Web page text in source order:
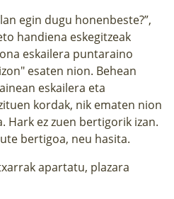
egin dugu honenbeste?”,
handiena eskegitzeak
eskailera puntaraino
esaten nion. Behean
eskailera eta
kordak, nik ematen nion
Hark ez zuen bertigorik izan.
bertigoa, neu hasita.
apartatu, plazara